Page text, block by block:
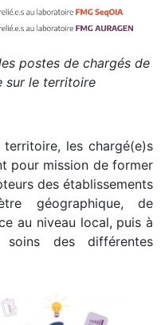
postes de chargés de
sur le territoire
territoire, les chargé(e)s
pour mission de former
des établissements
géographique, de
au niveau local, puis à
des différentes